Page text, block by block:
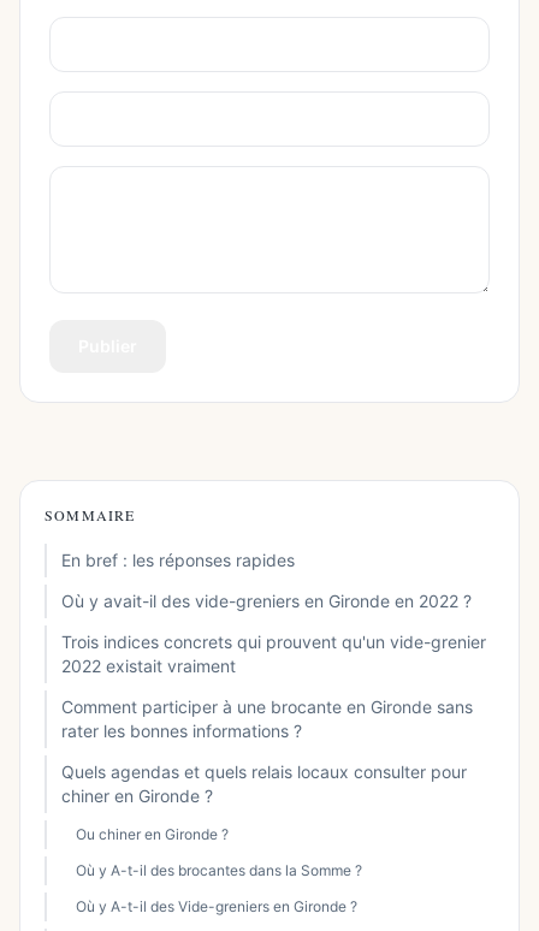
SOMMAIRE
En bref : les réponses rapides
Où y avait-il des vide-greniers en Gironde en 2022 ?
Trois indices concrets qui prouvent qu'un vide-grenier
2022 existait vraiment
Comment participer à une brocante en Gironde sans
rater les bonnes informations ?
Quels agendas et quels relais locaux consulter pour
chiner en Gironde ?
Ou chiner en Gironde ?
Où y A-t-il des brocantes dans la Somme ?
Où y A-t-il des Vide-greniers en Gironde ?